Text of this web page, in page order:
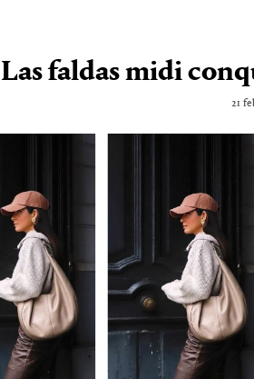
Las faldas midi
21